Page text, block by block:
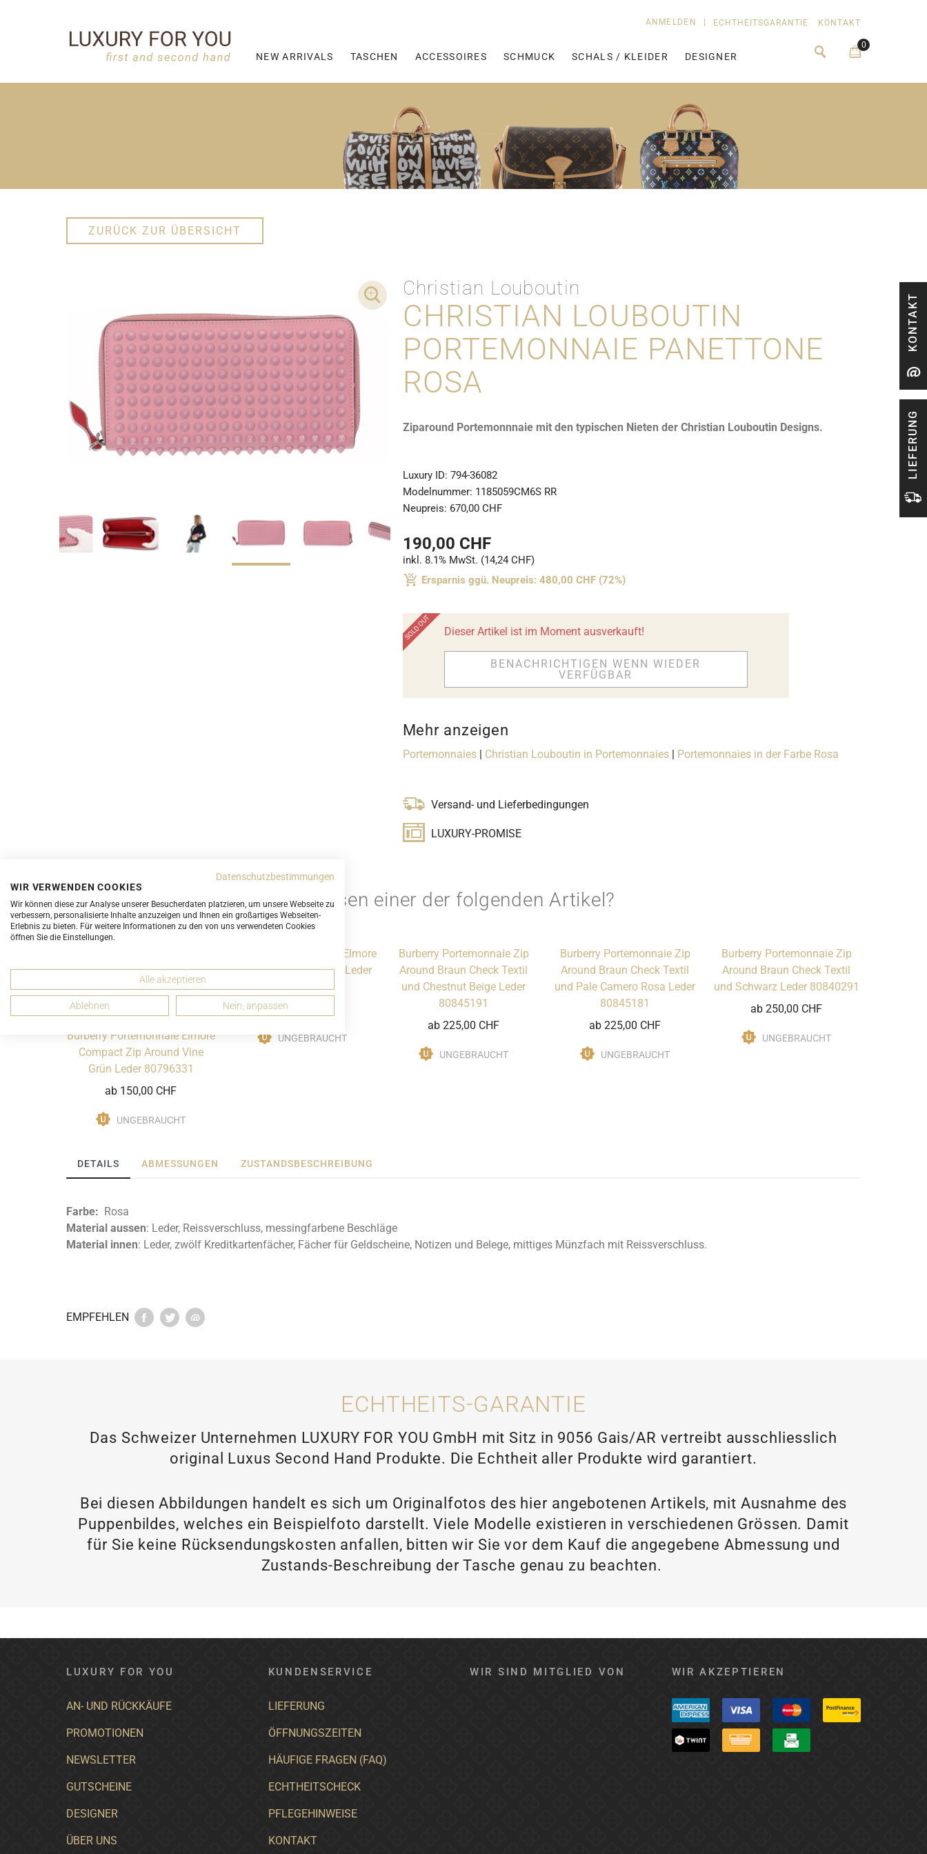
NEW ARRIVALS TASCHEN ACCESSOIRES SCHMUCK SCHALS / KLEIDER DESIGNER
ANMELDEN ECHTHEITSGARANTIE KONTAKT
0
LIEFERUNG
KONTAKT
ZURÜCK ZUR ÜBERSICHT
DETAIL-AUFNAHMEN
Christian Louboutin
CHRISTIAN LOUBOUTIN
PORTEMONNAIE PANETTONE
ROSA
Ziparound Portemonnnaie mit den typischen Nieten der Christian Louboutin Designs.
Luxury ID: 794-36082
Modelnummer: 1185059CM6S RR
Neupreis: 670,00 CHF
190,00 CHF
inkl. 8.1% MwSt. (14,24 CHF)
Ersparnis ggü. Neupreis: 480,00 CHF (72%)
Dieser Artikel ist im Moment ausverkauft!
BENACHRICHTIGEN WENN WIEDER
VERFÜGBAR
Mehr anzeigen
Portemonnaies| Christian Louboutin in Portemonnaies| Portemonnaies in der Farbe Rosa
Versand- und Lieferbedingungen
LUXURY-PROMISE
Vielleicht gefällt Ihnen stattdessen einer der folgenden Artikel?
Burberry Portemonnaie Elmore
Compact Zip Around Vine
Grün Leder 80796331
ab 150,00 CHF
UNGEBRAUCHT
Burberry Portemonnaie Elmore
Zip Around Haze Rosa Leder
80796141
ab 150,00 CHF
UNGEBRAUCHT
Burberry Portemonnaie Zip
Around Braun Check Textil
und Chestnut Beige Leder
80845191
ab 225,00 CHF
UNGEBRAUCHT
Burberry Portemonnaie Zip
Around Braun Check Textil
und Pale Camero Rosa Leder
80845181
ab 225,00 CHF
UNGEBRAUCHT
Burberry Portemonnaie Zip
Around Braun Check Textil
und Schwarz Leder 80840291
ab 250,00 CHF
UNGEBRAUCHT
DETAILS ABMESSUNGEN ZUSTANDSBESCHREIBUNG
Farbe:
Rosa
Material aussen: Leder, Reissverschluss, messingfarbene Beschläge
Material innen: Leder, zwölf Kreditkartenfächer, Fächer für Geldscheine, Notizen und Belege, mittiges Münzfach mit Reissverschluss.
EMPFEHLEN
ECHTHEITS-GARANTIE
Das Schweizer Unternehmen LUXURY FOR YOU GmbH mit Sitz in 9056 Gais/AR vertreibt ausschliesslich
original Luxus Second Hand Produkte. Die Echtheit aller Produkte wird garantiert.
Bei diesen Abbildungen handelt es sich um Originalfotos des hier angebotenen Artikels, mit Ausnahme des
Puppenbildes, welches ein Beispielfoto darstellt. Viele Modelle existieren in verschiedenen Grössen. Damit
für Sie keine Rücksendungskosten anfallen, bitten wir Sie vor dem Kauf die angegebene Abmessung und
Zustands-Beschreibung der Tasche genau zu beachten.
LUXURY FOR YOU
AN- UND RÜCKKÄUFE
PROMOTIONEN
NEWSLETTER
GUTSCHEINE
DESIGNER
ÜBER UNS
KUNDENSERVICE
LIEFERUNG
ÖFFNUNGSZEITEN
HÄUFIGE FRAGEN (FAQ)
ECHTHEITSCHECK
PFLEGEHINWEISE
KONTAKT
WIR SIND MITGLIED VON WIR AKZEPTIEREN
Datenschutzbestimmungen
WIR VERWENDEN COOKIES
Wir können diese zur Analyse unserer Besucherdaten platzieren, um unsere Webseite zu
verbessern, personalisierte Inhalte anzuzeigen und Ihnen ein großartiges Webseiten-
Erlebnis zu bieten. Für weitere Informationen zu den von uns verwendeten Cookies
öffnen Sie die Einstellungen.
Alle akzeptieren
Ablehnen Nein, anpassen